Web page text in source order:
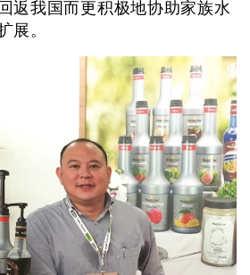
返我国而更积极地协助家族水
展。